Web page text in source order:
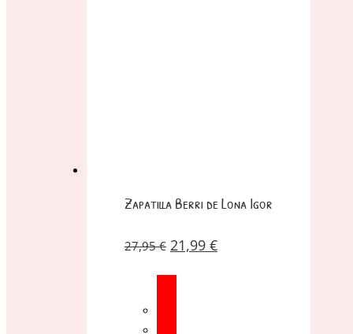
Zapatilla Berri de Lona Igor
27,95€ 21,99 €